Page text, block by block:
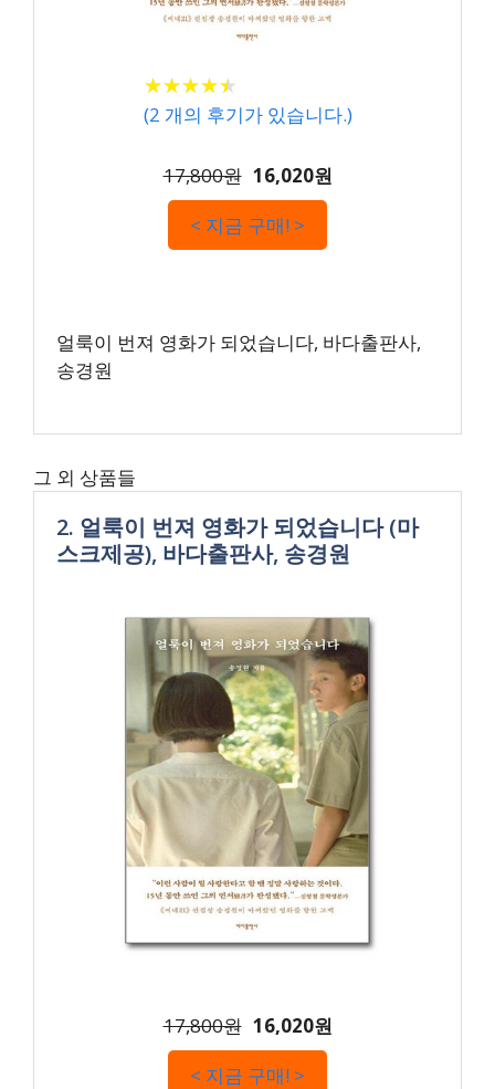
★★★★★
★★★★★
(2 개의 후기가 있습니다.)
17,800원 16,020원
< 지금 구매! >
얼룩이 번져 영화가 되었습니다, 바다출판사,
송경원
그 외 상품들
2. 얼룩이 번져 영화가 되었습니다 (마
스크제공), 바다출판사, 송경원
17,800원 16,020원
< 지금 구매! >